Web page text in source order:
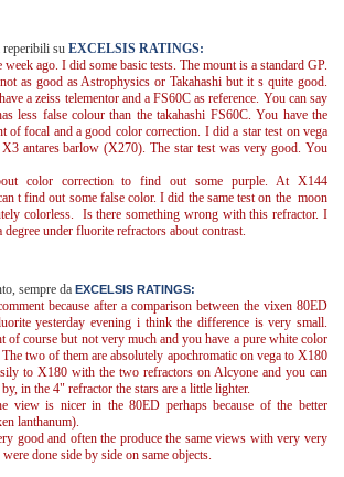
reperibili su EXCELSIS RATINGS:
ago. I did some basic tests. The mount is a standard GP.
as good as Astrophysics or Takahashi but it s quite good.
a zeiss telementor and a FS60C as reference. You can say
less false colour than the takahashi FS60C. You have the
of focal and a good color correction. I did a star test on vega
antares barlow (X270). The star test was very good. You
color correction to find out some purple. At X144
t find out some false color. I did the same test on the moon
colorless. Is there something wrong with this refractor. I
under fluorite refractors about contrast.
sempre da EXCELSIS RATINGS:
because after a comparison between the vixen 80ED
yesterday evening i think the difference is very small.
of course but not very much and you have a pure white color
two of them are absolutely apochromatic on vega to X180
to X180 with the two refractors on Alcyone and you can
in the 4" refractor the stars are a little lighter.
view is nicer in the 80ED perhaps because of the better
lanthanum).
good and often the produce the same views with very very
done side by side on same objects.